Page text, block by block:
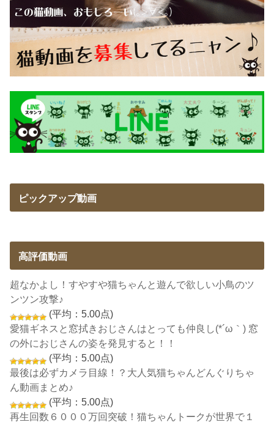
ピックアップ動画
高評価動画
超なかよし！すやすや猫ちゃんと遊んで欲しい小鳥のツ
ンツン攻撃♪
(平均：5.00点)
愛猫ギネスと窓拭きおじさんはとっても仲良し(*´ω｀) 窓
の外におじさんの姿を発見すると！！
(平均：5.00点)
最後は必ずカメラ目線！？大人気猫ちゃんどんぐりちゃ
ん動画まとめ♪
(平均：5.00点)
再生回数６０００万回突破！猫ちゃんトークが世界で１